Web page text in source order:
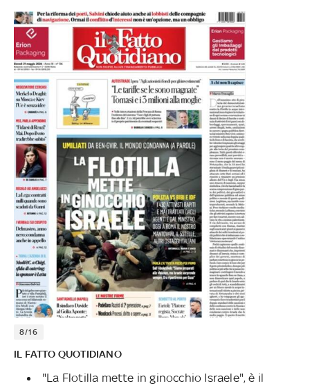
8/16
IL FATTO QUOTIDIANO
"La Flotilla mette in ginocchio Israele", è il